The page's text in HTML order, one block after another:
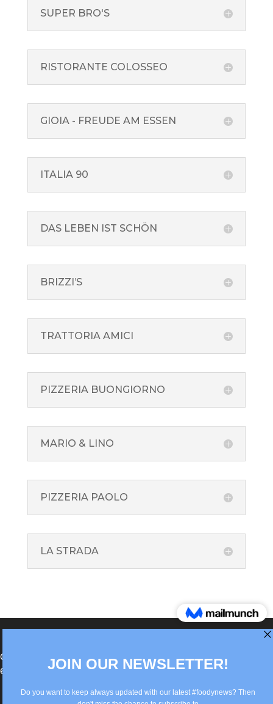
SUPER BRO'S
RISTORANTE COLOSSEO
GIOIA - FREUDE AM ESSEN
ITALIA 90
DAS LEBEN IST SCHÖN
BRIZZI’S
TRATTORIA AMICI
PIZZERIA BUONGIORNO
MARIO & LINO
PIZZERIA PAOLO
LA STRADA
®Berlin Italian Communication 2022 +49(0)30
62867442
info@old.true-italian.com